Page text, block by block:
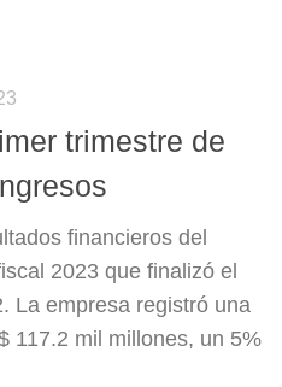
trimestre de
financieros del
2023 que finalizó el
La empresa registró una
117.2 mil millones, un 5%